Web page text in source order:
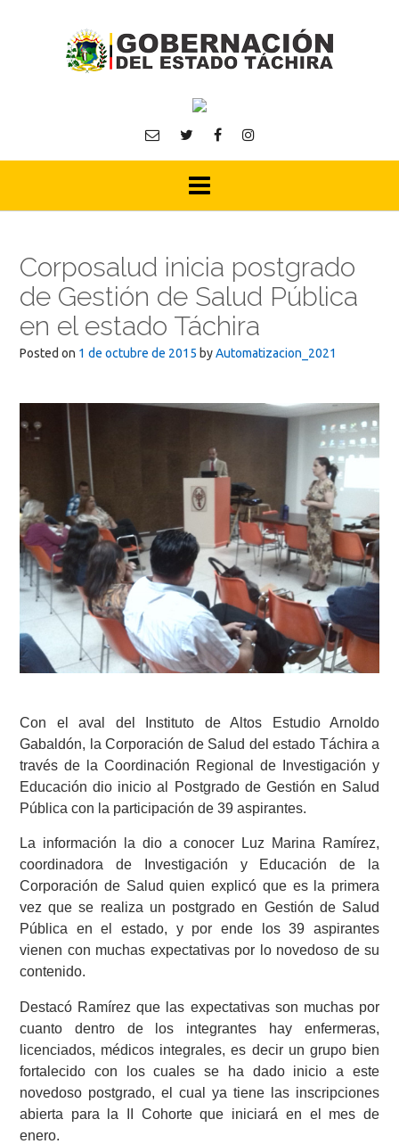
Corposalud inicia postgrado
de Gestión de Salud Pública
en el estado Táchira
Posted on 1 de octubre de 2015 byAutomatizacion_2021
Con el aval del Instituto de Altos Estudio Arnoldo
Gabaldón, la Corporación de Salud del estado Táchira a
través de la Coordinación Regional de Investigación y
Educación dio inicio al Postgrado de Gestión en Salud
Pública con la participación de 39 aspirantes.
La información la dio a conocer Luz Marina Ramírez,
coordinadora de Investigación y Educación de la
Corporación de Salud quien explicó que es la primera
vez que se realiza un postgrado en Gestión de Salud
Pública en el estado, y por ende los 39 aspirantes
vienen con muchas expectativas por lo novedoso de su
contenido.
Destacó Ramírez que las expectativas son muchas por
cuanto dentro de los integrantes hay enfermeras,
licenciados, médicos integrales, es decir un grupo bien
fortalecido con los cuales se ha dado inicio a este
novedoso postgrado, el cual ya tiene las inscripciones
abierta para la II Cohorte que iniciará en el mes de
enero.